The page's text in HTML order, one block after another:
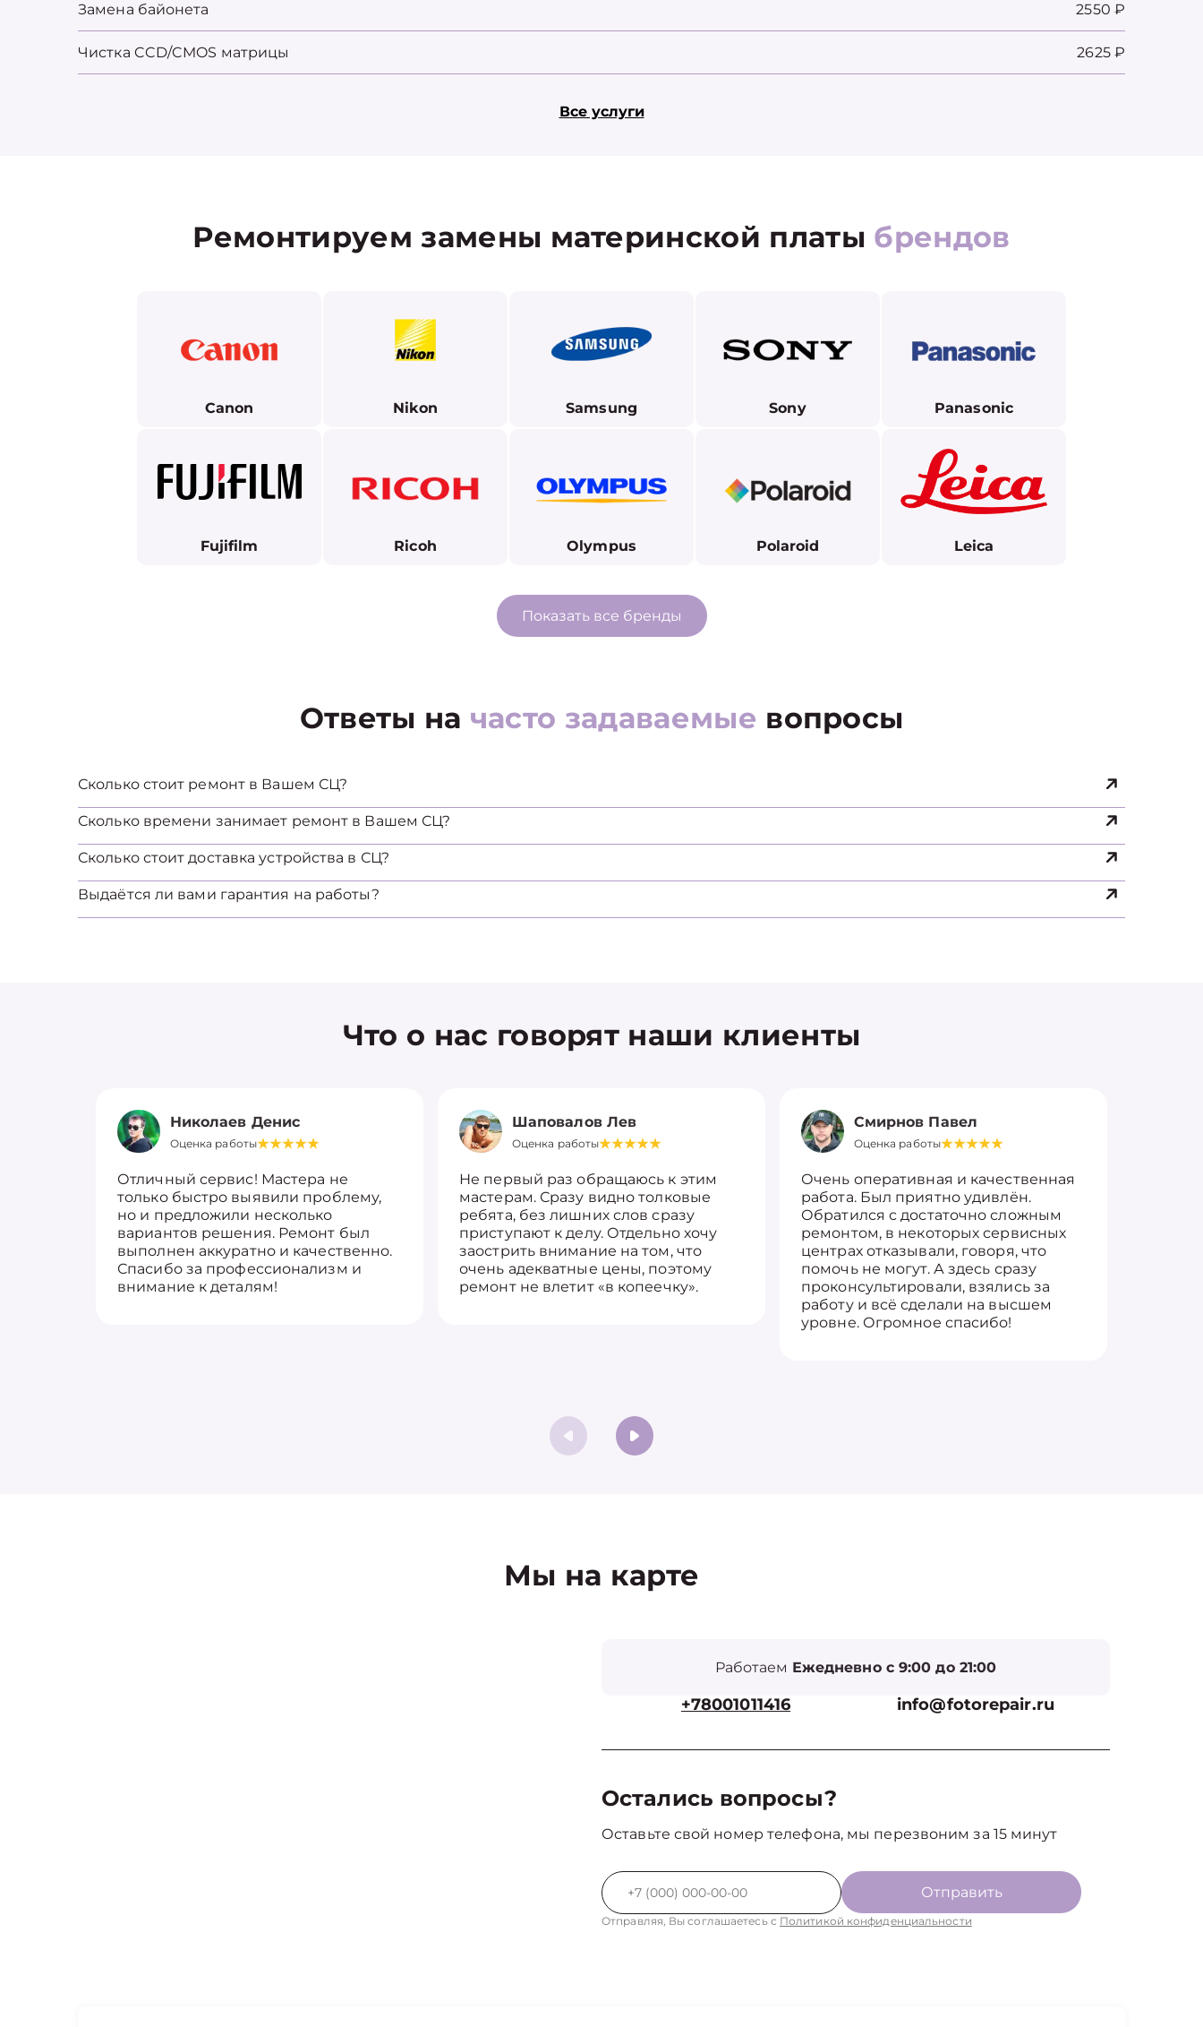
Замена байонета 2550 ₽
Чистка CCD/CMOS матрицы 2625 ₽
Все услуги
Ремонтируем замены материнской платы брендов
Canon Nikon Samsung Sony Panasonic
Fujifilm Ricoh Olympus Polaroid Leica
Показать все бренды
Ответы на часто задаваемые вопросы
Сколько стоит ремонт в Вашем СЦ?
Сколько времени занимает ремонт в Вашем СЦ?
Сколько стоит доставка устройства в СЦ?
Выдаётся ли вами гарантия на работы?
Что о нас говорят наши клиенты
Николаев Денис
Оценка работы
Отличный сервис! Мастера не
только быстро выявили проблему,
но и предложили несколько
вариантов решения. Ремонт был
выполнен аккуратно и качественно.
Спасибо за профессионализм и
внимание к деталям!
Шаповалов Лев
Оценка работы
Не первый раз обращаюсь к этим
мастерам. Сразу видно толковые
ребята, без лишних слов сразу
приступают к делу. Отдельно хочу
заострить внимание на том, что
очень адекватные цены, поэтому
ремонт не влетит «в копеечку».
Смирнов Павел
Оценка работы
Очень оперативная и качественная
работа. Был приятно удивлён.
Обратился с достаточно сложным
ремонтом, в некоторых сервисных
центрах отказывали, говоря, что
помочь не могут. А здесь сразу
проконсультировали, взялись за
работу и всё сделали на высшем
уровне. Огромное спасибо!
Мы на карте
Работаем Ежедневно с 9:00 до 21:00
+78001011416 info@fotorepair.ru
Остались вопросы?
Оставьте свой номер телефона, мы перезвоним за 15 минут
Отправить
Отправляя, Вы соглашаетесь с Политикой конфиденциальности